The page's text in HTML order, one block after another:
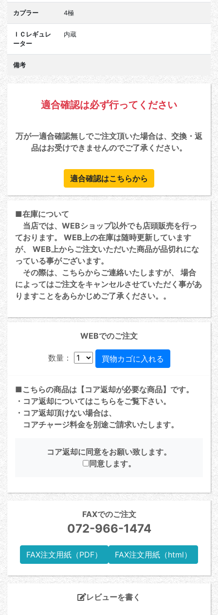
カプラー 4極
ＩＣレギュレ
ーター
内蔵
備考
適合確認は必ず行ってください
万が一適合確認無しでご注文頂いた場合は、交換・返
品はお受けできませんのでご了承ください。
適合確認はこちらから
■在庫について
当店では、WEBショップ以外でも店頭販売を行っ
ております。 WEB上の在庫は随時更新しています
が、 WEB上からご注文いただいた商品が品切れにな
っている事がございます。
その際は、こちらからご連絡いたしますが、 場合
によってはご注文をキャンセルさせていただく事があ
りますことをあらかじめご了承ください。。
WEBでのご注文
数量：
■こちらの商品は【コア返却が必要な商品】です。
・コア返却についてはこちらをご覧下さい。
・コア返却頂けない場合は、
コアチャージ料金を別途ご請求いたします。
コア返却に同意をお願い致します。
同意します。
FAXでのご注文
072-966-1474
FAX注文用紙（PDF） FAX注文用紙（html）
レビューを書く